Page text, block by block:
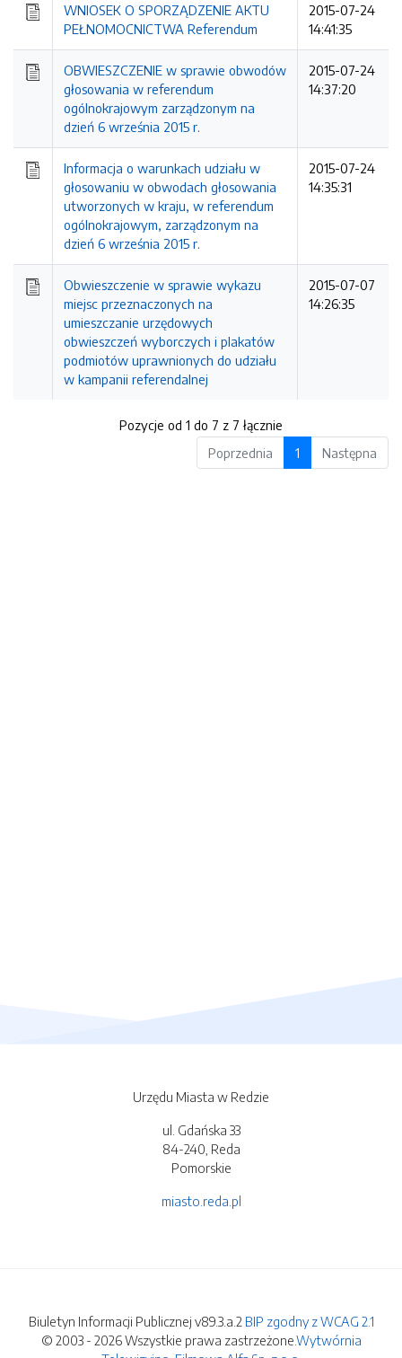
WNIOSEK O SPORZĄDZENIE AKTU
PEŁNOMOCNICTWA Referendum
2015-07-24
14:41:35
OBWIESZCZENIE w sprawie obwodów
głosowania w referendum
ogólnokrajowym zarządzonym na
dzień 6 września 2015 r.
2015-07-24
14:37:20
Informacja o warunkach udziału w
głosowaniu w obwodach głosowania
utworzonych w kraju, w referendum
ogólnokrajowym, zarządzonym na
dzień 6 września 2015 r.
2015-07-24
14:35:31
Obwieszczenie w sprawie wykazu
miejsc przeznaczonych na
umieszczanie urzędowych
obwieszczeń wyborczych i plakatów
podmiotów uprawnionych do udziału
w kampanii referendalnej
2015-07-07
14:26:35
Pozycje od 1 do 7 z 7 łącznie
Poprzednia
1 Następna
Urzędu Miasta w Redzie
ul. Gdańska 33
84-240, Reda
Pomorskie
miasto.reda.pl
Biuletyn Informacji Publicznej v89.3.a.2 BIP zgodny z WCAG 2.1
© 2003 - 2026 Wszystkie prawa zastrzeżone.Wytwórnia